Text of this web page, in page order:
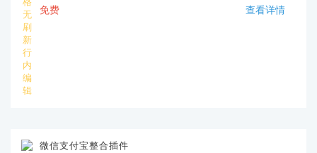
免费 查看详情
微信支付宝整合插件